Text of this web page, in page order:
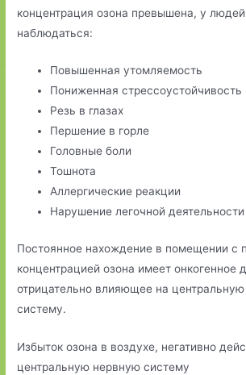
концентрация озона превышена, у
наблюдаться:
Повышенная утомляемость
Пониженная стрессоустойчивость
Резь в глазах
Першение в горле
Головные боли
Тошнота
Аллергические реакции
Нарушение легочной деятельности
Постоянное нахождение в помещении с
концентрацией озона имеет онкогенное
отрицательно влияющее на
систему.
Избыток озона в воздухе, негативно
центральную нервную систему